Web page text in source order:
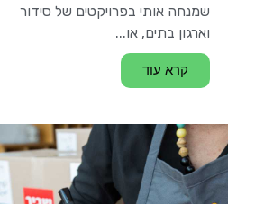
שמנחה אותי בפרויקטים של סידור
וארגון בתים, או...
קרא עוד